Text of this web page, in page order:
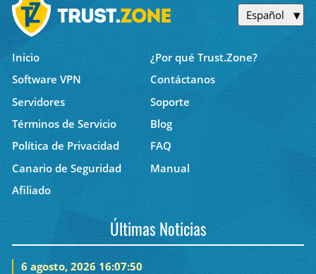
Español
Inicio
¿Por qué Trust.Zone?
Software VPN
Contáctanos
Servidores
Soporte
Términos de Servicio
Blog
Política de Privacidad
FAQ
Canario de Seguridad
Manual
Afiliado
Últimas Noticias
6 agosto, 2026 16:07:50